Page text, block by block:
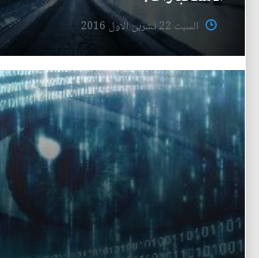
السبت 22 تشرين الاول 2016